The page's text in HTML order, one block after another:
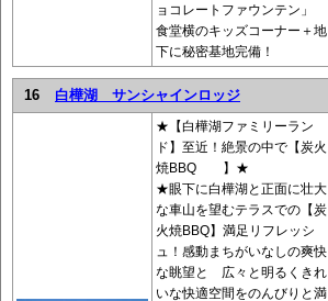
ョコレートファウンテン」
食堂横のキッズコーナー＋地
下に秘密基地完備！
16 白樺湖 サンシャインロッジ
★【白樺湖ファミリーラン
ド】至近！絶景の中で【炭火
焼BBQ 】★
★眼下に白樺湖と正面に壮大
な車山を望むテラスでの【炭
火焼BBQ】満足リフレッシ
ュ！感動まちがいなしの爽快
な眺望と 広々と明るくきれ
いな快適空間をのんびりと満